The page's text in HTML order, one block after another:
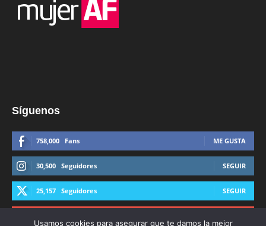
Síguenos
758,000 Fans ME GUSTA
30,500 Seguidores SEGUIR
25,157 Seguidores SEGUIR
Usamos cookies para asegurar que te damos la mejor